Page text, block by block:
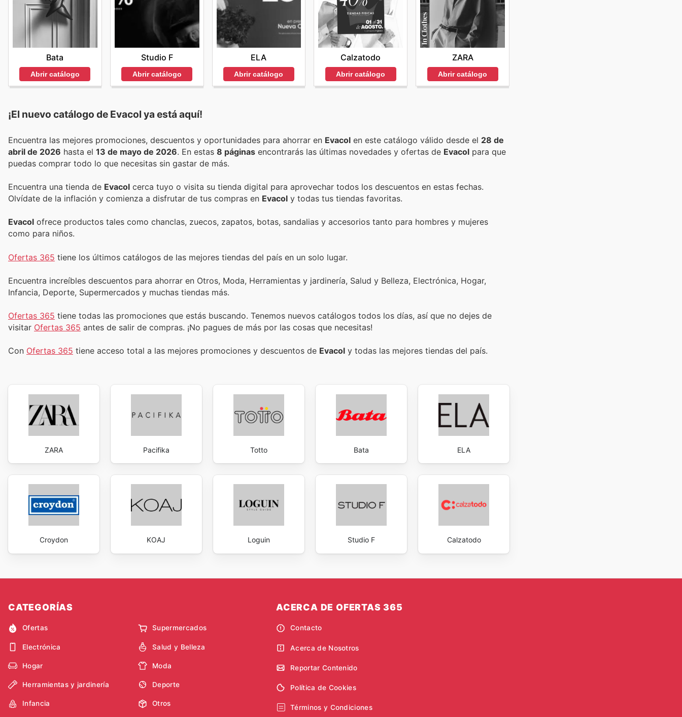
Bata
Abrir catálogo
Studio F
Abrir catálogo
ELA
Abrir catálogo
Calzatodo
Abrir catálogo
ZARA
Abrir catálogo
¡El nuevo catálogo de Evacol ya está aquí!
Encuentra las mejores promociones, descuentos y oportunidades para ahorrar en Evacol en este catálogo válido desde el 28 de
abril de 2026 hasta el 13 de mayo de 2026 . En estas 8 páginas encontrarás las últimas novedades y ofertas de Evacol para que
puedas comprar todo lo que necesitas sin gastar de más.
Encuentra una tienda de Evacol cerca tuyo o visita su tienda digital para aprovechar todos los descuentos en estas fechas.
Olvídate de la inflación y comienza a disfrutar de tus compras en Evacol y todas tus tiendas favoritas.
Evacol ofrece productos tales como chanclas, zuecos, zapatos, botas, sandalias y accesorios tanto para hombres y mujeres
como para niños.
Ofertas 365 tiene los últimos catálogos de las mejores tiendas del país en un solo lugar.
Encuentra increíbles descuentos para ahorrar en Otros, Moda, Herramientas y jardinería, Salud y Belleza, Electrónica, Hogar,
Infancia, Deporte, Supermercados y muchas tiendas más.
Ofertas 365 tiene todas las promociones que estás buscando. Tenemos nuevos catálogos todos los días, así que no dejes de
visitar Ofertas 365 antes de salir de compras. ¡No pagues de más por las cosas que necesitas!
Con Ofertas 365 tiene acceso total a las mejores promociones y descuentos de Evacol y todas las mejores tiendas del país.
ZARA Pacifika Totto Bata ELA
Croydon KOAJ Loguin Studio F Calzatodo
CATEGORÍAS
Ofertas Supermercados
Electrónica Salud y Belleza
Hogar Moda
Herramientas y jardinería Deporte
Infancia Otros
ACERCA DE OFERTAS 365
Contacto
Acerca de Nosotros
Reportar Contenido
Política de Cookies
Términos y Condiciones